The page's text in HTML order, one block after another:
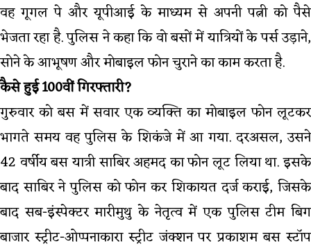
वह गूगल पे और यूपीआई के माध्यम से अपनी पत्नी को पैसे
भेजता रहा है. पुलिस ने कहा कि वो बसों में यात्रियों के पर्स उड़ाने,
सोने के आभूषण और मोबाइल फोन चुराने का काम करता है.
कैसे हुई 100वीं गिरफ्तारी?
गुरुवार को बस में सवार एक व्यक्ति का मोबाइल फोन लूटकर
भागते समय वह पुलिस के शिकंजे में आ गया. दरअसल, उसने
42 वर्षीय बस यात्री साबिर अहमद का फोन लूट लिया था. इसके
बाद साबिर ने पुलिस को फोन कर शिकायत दर्ज कराई, जिसके
बाद सब-इंस्पेक्टर मारीमुथु के नेतृत्व में एक पुलिस टीम बिग
बाजार स्ट्रीट-ओप्पनाकारा स्ट्रीट जंक्शन पर प्रकाशम बस स्टॉप